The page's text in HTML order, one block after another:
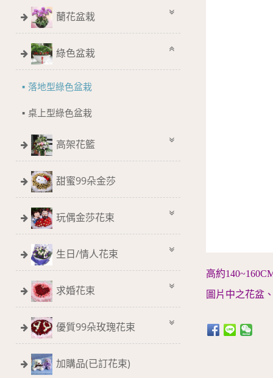
蘭花盆栽
綠色盆栽
落地型綠色盆栽
桌上型綠色盆栽
高架花籃
甜蜜99朵金莎
玩偶金莎花束
生日/情人花束
求婚花束
優質99朵玫瑰花束
加購品(已訂花束)
高約
圖片中之花盆